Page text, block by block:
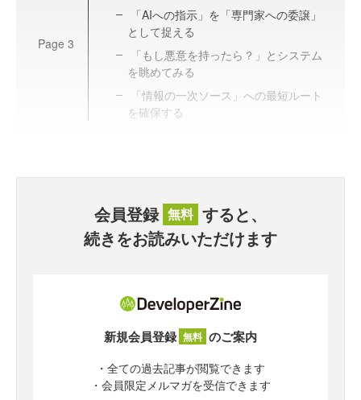
Page 3
「AIへの指示」を「専門家への委譲」
として捉える
「もし悪意を持ったら？」とシステム
を眺めてみる
「情報の一次ソース」への最短ルート
を確保する
会員登録 無料 すると、
続きをお読みいただけます
新規会員登録 無料 のご案内
・全ての過去記事が閲覧できます
・会員限定メルマガを受信できます